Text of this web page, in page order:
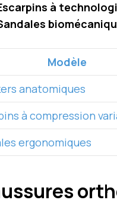
à
Modèle
anatomiques
à compression
ergonomiques